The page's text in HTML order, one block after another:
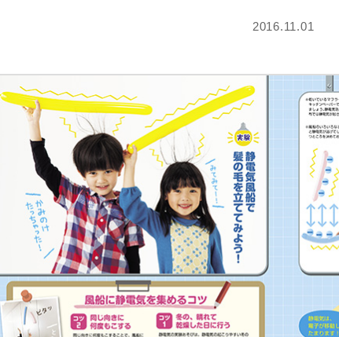
2016.11.01